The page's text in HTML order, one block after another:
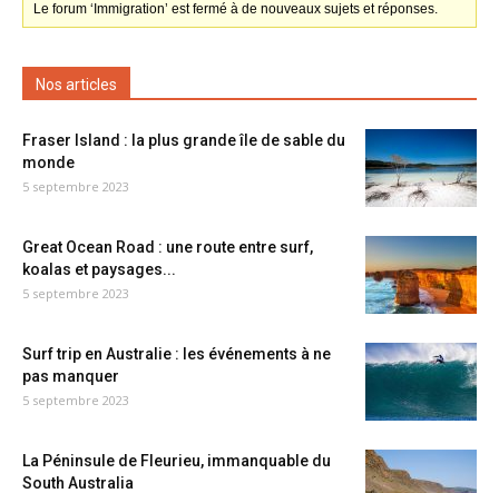
Le forum ‘Immigration’ est fermé à de nouveaux sujets et réponses.
Nos articles
Fraser Island : la plus grande île de sable du
monde
5 septembre 2023
Great Ocean Road : une route entre surf,
koalas et paysages...
5 septembre 2023
Surf trip en Australie : les événements à ne
pas manquer
5 septembre 2023
La Péninsule de Fleurieu, immanquable du
South Australia